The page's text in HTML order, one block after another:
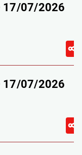
17/07/2026
17/07/2026